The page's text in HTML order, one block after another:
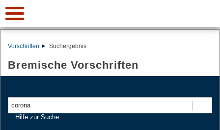
Vorschriften Suchergebnis
Bremische Vorschriften
Hilfe zur Suche